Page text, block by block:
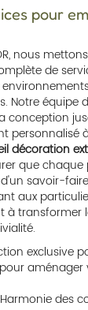
pour
nous
de
Notre équipe
conception
personnalisé
décoration
que chaque
savoir-
aux
à transformer
exclusive
aménager
des